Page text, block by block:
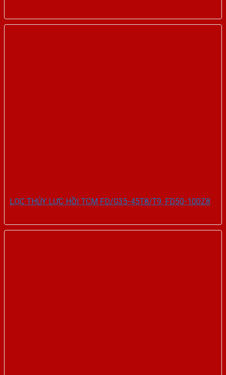
LỌC THỦY LỰC HỒI TCM FD/G35-45T8/T9, FD50-100Z8